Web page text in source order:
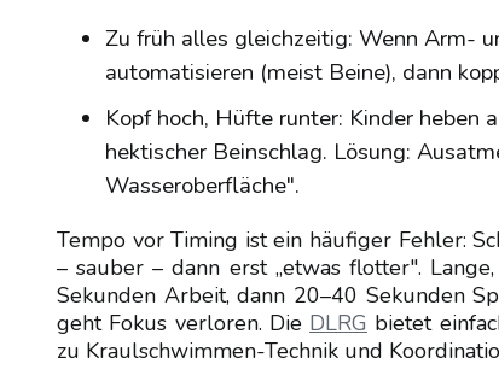
Zu früh alles gleichzeitig: Wenn Arm-
automatisieren (meist Beine), dann
Kopf hoch, Hüfte runter: Kinder heben
hektischer Beinschlag. Lösung:
Wasseroberfläche".
Tempo vor Timing ist ein häufiger Fehler:
– sauber – dann erst „etwas flotter".
Sekunden Arbeit, dann 20–40 Sekunden
geht Fokus verloren. Die DLRG bietet
zu Kraulschwimmen-Technik und